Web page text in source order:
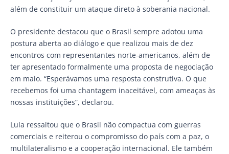
além de constituir um ataque direto à soberania nacional.
O presidente destacou que o Brasil sempre adotou uma
postura aberta ao diálogo e que realizou mais de dez
encontros com representantes norte-americanos, além de
ter apresentado formalmente uma proposta de negociação
em maio. “Esperávamos uma resposta construtiva. O que
recebemos foi uma chantagem inaceitável, com ameaças às
nossas instituições”, declarou.
Lula ressaltou que o Brasil não compactua com guerras
comerciais e reiterou o compromisso do país com a paz, o
multilateralismo e a cooperação internacional. Ele também